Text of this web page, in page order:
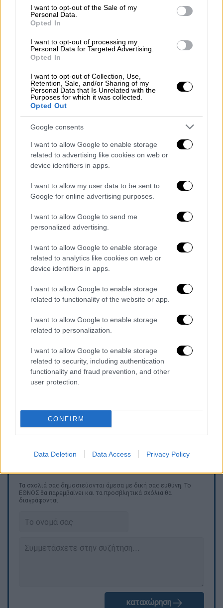
consent section.
I want to opt-out of the Sale of my
Personal Data.
Opted In
I want to opt-out of processing my
Personal Data for Targeted Advertising.
Opted In
I want to opt-out of Collection, Use,
Retention, Sale, and/or Sharing of my
Personal Data that Is Unrelated with the
Purposes for which it was collected.
Opted Out
Google consents
I want to allow Google to enable storage
related to advertising like cookies on web or
device identifiers in apps.
I want to allow my user data to be sent to
Google for online advertising purposes.
I want to allow Google to send me
personalized advertising.
I want to allow Google to enable storage
related to analytics like cookies on web or
device identifiers in apps.
I want to allow Google to enable storage
related to functionality of the website or app.
I want to allow Google to enable storage
related to personalization.
I want to allow Google to enable storage
related to security, including authentication
functionality and fraud prevention, and other
user protection.
CONFIRM
Data Deletion Data Access Privacy Policy
μαζί του και αυτό που δημιουργήσαμε μαζί,
που είπα: "Είναι μια καλή στιγμή να φύγω
Οπότε, ποιος ξέρει;
Η Μέντες είναι γνωστή για τους ρόλους της
Furious», «Hitch», «We Own the Night», «Ghost
Rider» και άλλες. Ο τελευταίος της ρόλος
ήταν το 2014 στην ταινία «Lost River», την
οποία έγραψε και σκηνοθέτησε ο Γκόσλινγκ.
Το ζευγάρι γνωρίστηκε όταν υποδύθηκαν ένα
ζευγάρι στην αστυνομική δραματική ταινία
«The Place Beyond the Pines», το 2012.
Η Μέντες και ο Γκόσλινγκ, οι οποίοιδεν
έχουν επιβεβαιώσει επίσημα αν έχουν
, έχουν δύο κόρες, τη 10χρονη
Εσμεράλντα και την 8χρονη Αμάντα Λι. Η
γέννηση των κορών της ήταν αυτό που
ώθησε τη Μένντες να κάνει ένα μεγάλο
Επίσης, στράφηκε σε άλλα επαγγελματικά
εγχειρήματα, καθώς είναι η δημιουργική
Τα σχολιά σας δημοσιεύονται άμεσα με δική σας ευθύνη. Το
ΕΘΝΟΣ θα παρεμβαίνει και τα προσβλητικά σχόλια θα
διαγράφονται
καταχώρηση